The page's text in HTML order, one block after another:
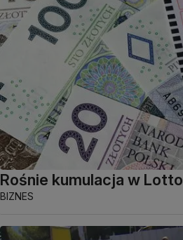
Rośnie kumulacja w Lotto
BIZNES